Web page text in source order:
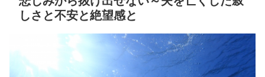
しさと不安と絶望感と